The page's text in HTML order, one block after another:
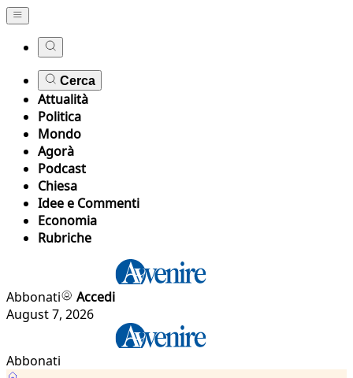
Cerca
Attualità
Politica
Mondo
Agorà
Podcast
Chiesa
Idee e Commenti
Economia
Rubriche
Abbonati
Accedi
August 7, 2026
Abbonati